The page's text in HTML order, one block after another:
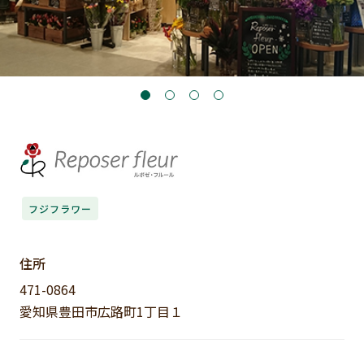
フジフラワー
住所
471-0864
愛知県豊田市広路町1丁目１